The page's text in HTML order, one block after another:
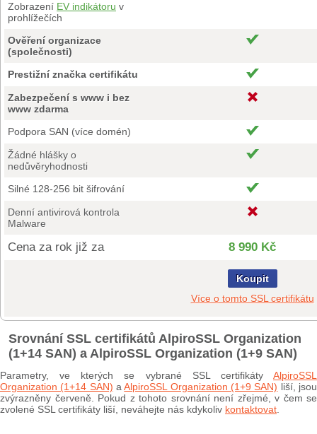
Zobrazení EV indikátoru v
prohlížečích
Ověření organizace
(společnosti)
Prestižní značka certifikátu
Zabezpečení s www i bez
www zdarma
Podpora SAN (více domén)
Žádné hlášky o
nedůvěryhodnosti
Silné 128-256 bit šifrování
Denní antivirová kontrola
Malware
Cena za rok již za 8 990 Kč
Koupit
Více o tomto SSL certifikátu
Srovnání SSL certifikátů AlpiroSSL Organization
(1+14 SAN) a AlpiroSSL Organization (1+9 SAN)
Parametry, ve kterých se vybrané SSL certifikáty AlpiroSSL
Organization (1+14 SAN) aAlpiroSSL Organization (1+9 SAN) liší, jsou
zvýrazněny červeně. Pokud z tohoto srovnání není zřejmé, v čem se
zvolené SSL certifikáty liší, neváhejte nás kdykoliv kontaktovat